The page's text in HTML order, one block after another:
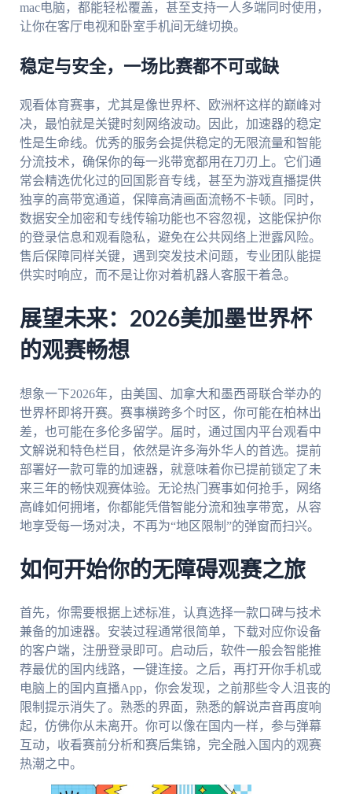
mac电脑，都能轻松覆盖，甚至支持一人多端同时使用，
让你在客厅电视和卧室手机间无缝切换。
稳定与安全，一场比赛都不可或缺
观看体育赛事，尤其是像世界杯、欧洲杯这样的巅峰对
决，最怕就是关键时刻网络波动。因此，加速器的稳定
性是生命线。优秀的服务会提供稳定的无限流量和智能
分流技术，确保你的每一兆带宽都用在刀刃上。它们通
常会精选优化过的回国影音专线，甚至为游戏直播提供
独享的高带宽通道，保障高清画面流畅不卡顿。同时，
数据安全加密和专线传输功能也不容忽视，这能保护你
的登录信息和观看隐私，避免在公共网络上泄露风险。
售后保障同样关键，遇到突发技术问题，专业团队能提
供实时响应，而不是让你对着机器人客服干着急。
展望未来：2026美加墨世界杯
的观赛畅想
想象一下2026年，由美国、加拿大和墨西哥联合举办的
世界杯即将开赛。赛事横跨多个时区，你可能在柏林出
差，也可能在多伦多留学。届时，通过国内平台观看中
文解说和特色栏目，依然是许多海外华人的首选。提前
部署好一款可靠的加速器，就意味着你已提前锁定了未
来三年的畅快观赛体验。无论热门赛事如何抢手，网络
高峰如何拥堵，你都能凭借智能分流和独享带宽，从容
地享受每一场对决，不再为“地区限制”的弹窗而扫兴。
如何开始你的无障碍观赛之旅
首先，你需要根据上述标准，认真选择一款口碑与技术
兼备的加速器。安装过程通常很简单，下载对应你设备
的客户端，注册登录即可。启动后，软件一般会智能推
荐最优的国内线路，一键连接。之后，再打开你手机或
电脑上的国内直播App，你会发现，之前那些令人沮丧的
限制提示消失了。熟悉的界面，熟悉的解说声音再度响
起，仿佛你从未离开。你可以像在国内一样，参与弹幕
互动，收看赛前分析和赛后集锦，完全融入国内的观赛
热潮之中。